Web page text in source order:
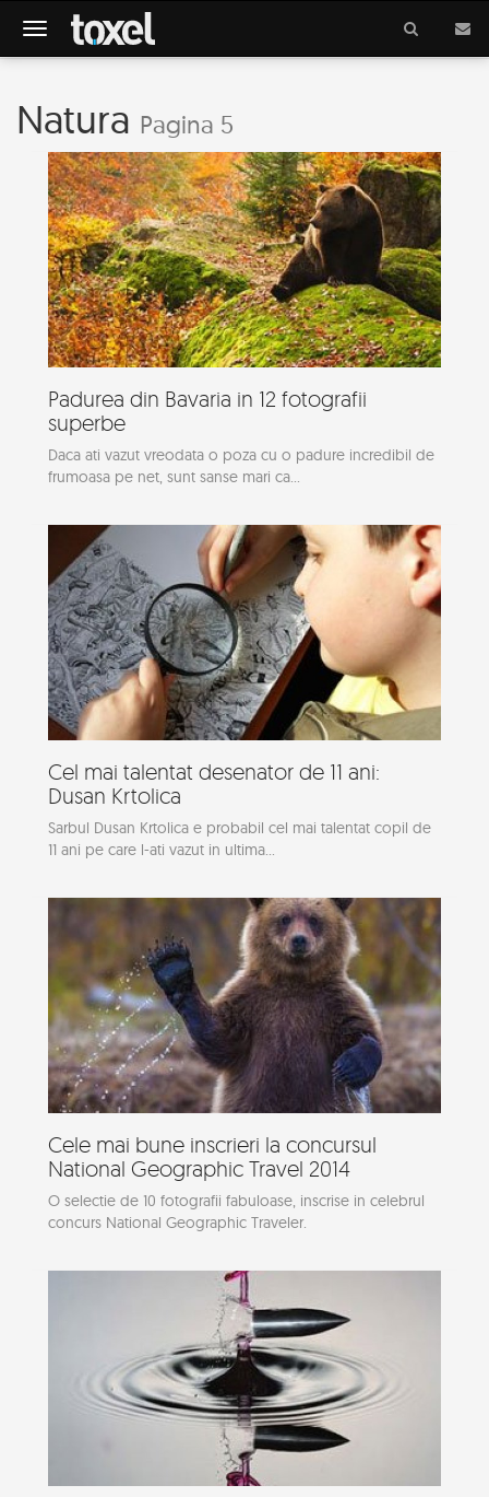
Meniu
Natura Pagina 5
Padurea din Bavaria in 12 fotografii
superbe
Daca ati vazut vreodata o poza cu o padure incredibil de
frumoasa pe net, sunt sanse mari ca...
Cel mai talentat desenator de 11 ani:
Dusan Krtolica
Sarbul Dusan Krtolica e probabil cel mai talentat copil de
11 ani pe care l-ati vazut in ultima...
Cele mai bune inscrieri la concursul
National Geographic Travel 2014
O selectie de 10 fotografii fabuloase, inscrise in celebrul
concurs National Geographic Traveler.